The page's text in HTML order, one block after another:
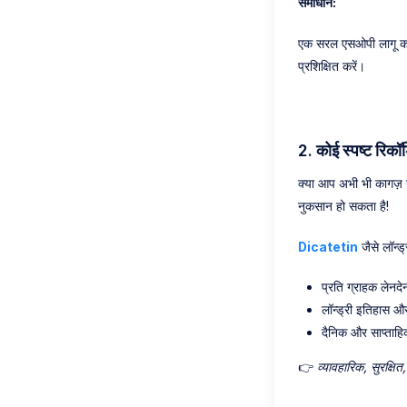
एक सरल एसओपी लागू
प्रशिक्षित करें।
2.कोई स्पष्ट
क्या आप अभी भी कागज़
नुकसान हो सकता है!
Dicatetin जैसे
प्रति ग्राहक
लॉन्ड्री इतिहास
दैनिक और
👉 व्यावहारिक,